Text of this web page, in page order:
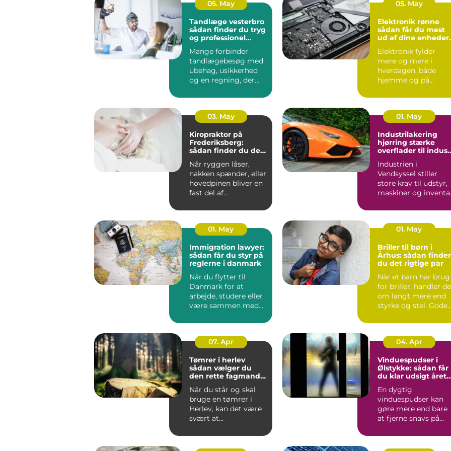
05. May
Tandlæge vesterbro
sådan finder du tryg
og professionel
Mange forbinder
tandlægebesøg med
ubehag, usikkerhed
og en regning, der
budgettet. S...
05. May
Elektronik rønne
sådan får du mest
ud af dine enheder
Elektronik fylder
mere og mere i
hverdagen, både
hjemme og på
mobil, tv, wifi, o...
03. May
Kiropraktor på
Frederiksberg:
sådan finder du den
Når ryggen låser,
nakken spænder, eller
hovedpinen bliver en
fast del af
01. May
Industrilakering
hjørring stærke
overflader til
Industrien i
Vendsyssel stiller
store krav til udstyr,
maskiner og
stålkonstruktioner,...
01. May
Immigration lawyer:
sådan får du styr på
reglerne i danmark
Når du flytter til
Danmark for at
arbejde, studere eller
være sammen med
hurti...
01. May
Briller til børn i
Århus: sådan finder
du det rigtige par
Når et barn har brug
for briller, handler
om langt mere end
styrke og stel. Gode
07. Apr
Tømrer i herlev
sådan vælger du
den rette fagmand
Når du står og skal
bruge en tømrer i
Herlev, kan det være
svært at
du bør vælge, o...
04. Apr
Vinduespudser i
Ølstykke: sådan får
du klar udsigt året
En dygtig
vinduespudser kan
gøre mere end bare
at fjerne snavs på
g...